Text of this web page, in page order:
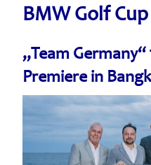
BMW Golf
„Team
Premiere in